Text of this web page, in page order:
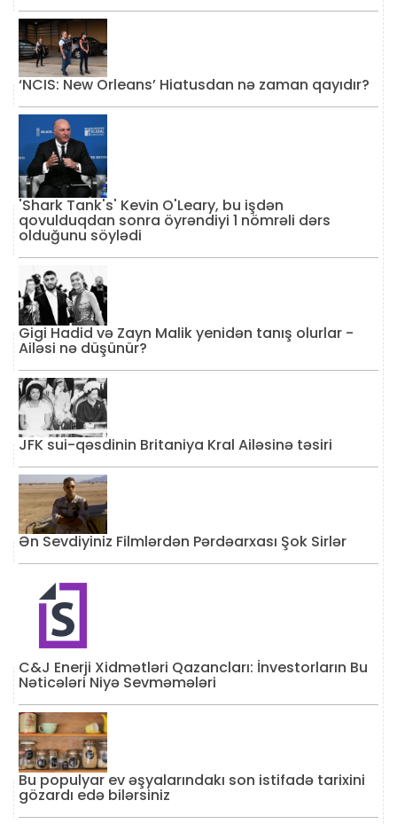
‘NCIS: New Orleans’ Hiatusdan nə zaman qayıdır?
'Shark Tank's' Kevin O'Leary, bu işdən
qovulduqdan sonra öyrəndiyi 1 nömrəli dərs
olduğunu söylədi
Gigi Hadid və Zayn Malik yenidən tanış olurlar -
Ailəsi nə düşünür?
JFK sui-qəsdinin Britaniya Kral Ailəsinə təsiri
Ən Sevdiyiniz Filmlərdən Pərdəarxası Şok Sirlər
C&J Enerji Xidmətləri Qazancları: İnvestorların Bu
Nəticələri Niyə Sevməmələri
Bu populyar ev əşyalarındakı son istifadə tarixini
gözardı edə bilərsiniz